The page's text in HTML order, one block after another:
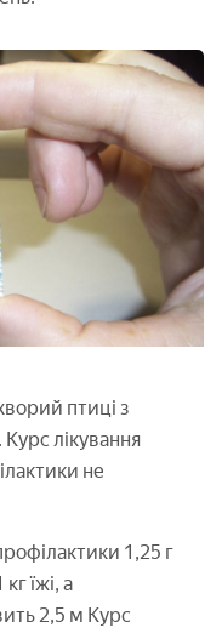
птиці з
Курс лікування
не
1,25 г
їжі, а
2,5 м Курс